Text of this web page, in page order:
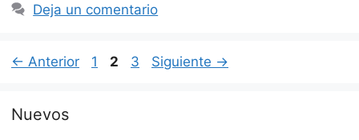
Deja un comentario
← Anterior Página
1 Página
2 Página
3 Siguiente →
Nuevos